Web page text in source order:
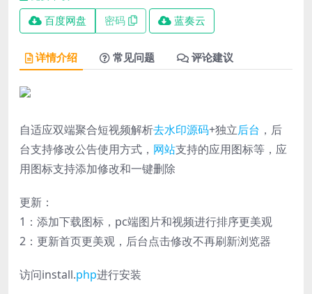
百度网盘 密码 蓝奏云
详情介绍 常见问题 评论建议
自适应双端聚合短视频解析去水印源码+独立后台 ，后
台支持修改公告使用方式， 网站支持的应用图标等，应
用图标支持添加修改和一键删除
更新：
1：添加下载图标，pc端图片和视频进行排序更美观
2：更新首页更美观，后台点击修改不再刷新浏览器
访问install.php进行安装